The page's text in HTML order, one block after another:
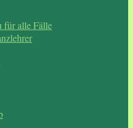
für alle Fälle